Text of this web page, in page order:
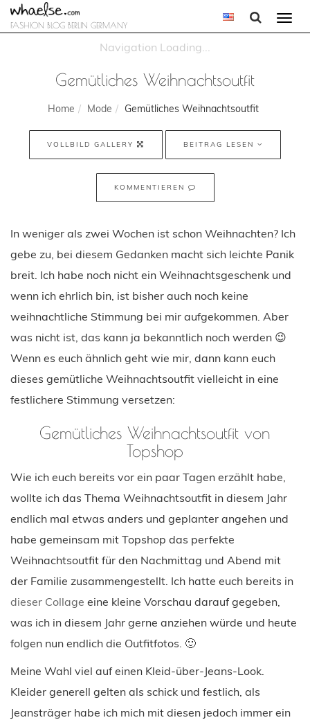
FASHION BLOG BERLIN GERMANY
Gemütliches Weihnachtsoutfit
Home Mode Gemütliches Weihnachtsoutfit
VOLLBILD GALLERY BEITRAG LESEN
KOMMENTIEREN
In weniger als zwei Wochen ist schon Weihnachten? Ich
gebe zu, bei diesem Gedanken macht sich leichte Panik
breit. Ich habe noch nicht ein Weihnachtsgeschenk und
wenn ich ehrlich bin, ist bisher auch noch keine
weihnachtliche Stimmung bei mir aufgekommen. Aber
was nicht ist, das kann ja bekanntlich noch werden 😉
Wenn es euch ähnlich geht wie mir, dann kann euch
dieses gemütliche Weihnachtsoutfit vielleicht in eine
festlichere Stimmung versetzen:
Gemütliches Weihnachtsoutfit von
Topshop
Wie ich euch bereits vor ein paar Tagen erzählt habe,
wollte ich das Thema Weihnachtsoutfit in diesem Jahr
endlich mal etwas anders und geplanter angehen und
habe gemeinsam mit Topshop das perfekte
Weihnachtsoutfit für den Nachmittag und Abend mit
der Familie zusammengestellt. Ich hatte euch bereits in
dieser Collage eine kleine Vorschau darauf gegeben,
was ich in diesem Jahr gerne anziehen würde und heute
folgen nun endlich die Outfitfotos. 🙂
Meine Wahl viel auf einen Kleid-über-Jeans-Look.
Kleider generell gelten als schick und festlich, als
Jeansträger habe ich mich mit diesen jedoch immer ein